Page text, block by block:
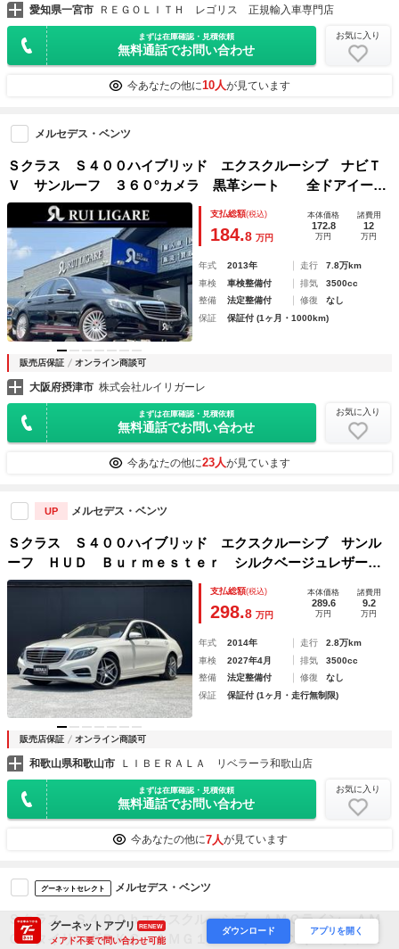
愛知県一宮市 ＲＥＧＯＬＩＴＨ レゴリス 正規輸入車専門店
まずは在庫確認・見積依頼
無料通話でお問い合わせ
お気に入り
今あなたの他に10人が見ています
メルセデス・ベンツ
Ｓクラス Ｓ４００ハイブリッド エクスクルーシブ ナビＴ
Ｖ サンルーフ ３６０°カメラ 黒革シート 全ドアイージ
ークローザー アンビエントライト クルコン シートヒータ
／エアシート Ｂｌｕｅｔｏｏｔｈ パワーシート パワート
ランク ＥＴＣ スマキー
支払総額(税込)
184.8 万円
本体価格
172.8
万円
諸費用
12
万円
年式 2013年 走行
7.8万km
車検
車検整備付 排気
3500cc
整備
法定整備付 修復
なし
保証
保証付 (1ヶ月・1000km)
販売店保証 オンライン商談可
大阪府摂津市 株式会社ルイリガーレ
まずは在庫確認・見積依頼
無料通話でお問い合わせ
お気に入り
今あなたの他に23人が見ています
UP メルセデス・ベンツ
Ｓクラス Ｓ４００ハイブリッド エクスクルーシブ サンル
ーフ ＨＵＤ Ｂｕｒｍｅｓｔｅｒ シルクベージュレザー
ベンチレーション ヒーター パワーシート 純ナビ ３６０
度カメラ ＴＶ Ｂｌｕｅｔｏｏｔｈ アンビエントライト
エアサス ＬＥＤ ＥＴＣ
支払総額(税込)
298.8 万円
本体価格
289.6
万円
諸費用
9.2
万円
年式 2014年 走行
2.8万km
車検
2027年4月 排気
3500cc
整備
法定整備付 修復
なし
保証
保証付 (1ヶ月・走行無制限)
販売店保証 オンライン商談可
和歌山県和歌山市 ＬＩＢＥＲＡＬＡ リベラーラ和歌山店
まずは在庫確認・見積依頼
無料通話でお問い合わせ
お気に入り
今あなたの他に7人が見ています
グーネットセレクト メルセデス・ベンツ
Ｓクラス Ｓ４００ｈエクスクルーシブ ＡＭＧライン ＡＭ
ＧスタイリングＰＫＧ ＡＭＧ１９ＡＷ フロントベンチレー
グーネットアプリ RENEW
メアド不要で問い合わせ可能
ダウンロード アプリを開く